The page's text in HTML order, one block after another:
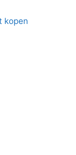
kopen